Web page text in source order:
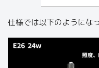
仕様では以下のようにな